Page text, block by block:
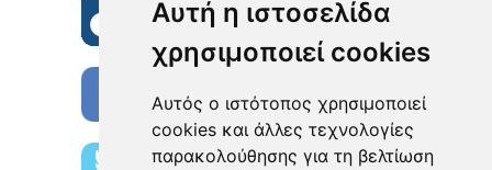
Αυτή η ιστοσελίδα
χρησιμοποιεί cookies
Αυτός ο ιστότοπος χρησιμοποιεί
cookies και άλλες τεχνολογίες
παρακολούθησης για τη βελτίωση